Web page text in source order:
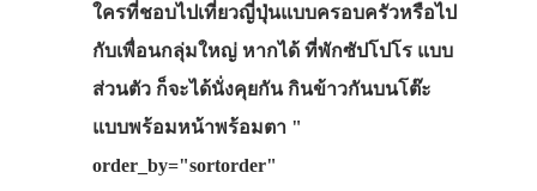
ใครที่ชอบไปเที่ยวญี่ปุ่นแบบครอบครัวหรือไป
กับเพื่อนกลุ่มใหญ่ หากได้ ที่พักซัปโปโร แบบ
ส่วนตัว ก็จะได้นั่งคุยกัน กินข้าวกันบนโต๊ะ
แบบพร้อมหน้าพร้อมตา "
order_by="sortorder"